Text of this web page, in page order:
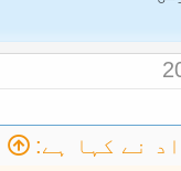
نے کہا ہے: